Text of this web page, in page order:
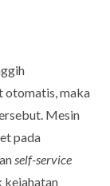
otomatis, maka
Mesin
pada
self-service
kejahatan